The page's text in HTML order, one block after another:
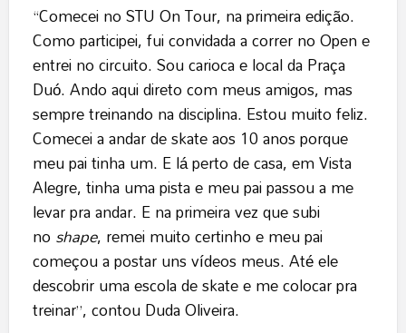
“Comecei no STU On Tour, na primeira edição.
Como participei, fui convidada a correr no Open e
entrei no circuito. Sou carioca e local da Praça
Duó. Ando aqui direto com meus amigos, mas
sempre treinando na disciplina. Estou muito feliz.
Comecei a andar de skate aos 10 anos porque
meu pai tinha um. E lá perto de casa, em Vista
Alegre, tinha uma pista e meu pai passou a me
levar pra andar. E na primeira vez que subi
no shape, remei muito certinho e meu pai
começou a postar uns vídeos meus. Até ele
descobrir uma escola de skate e me colocar pra
treinar”, contou Duda Oliveira.